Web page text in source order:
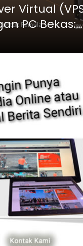
Virtual
PC Bekas:
Instal